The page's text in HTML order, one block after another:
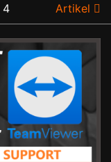
4
Artikel